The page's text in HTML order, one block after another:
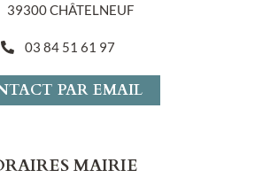
CHÂTELNEUF
03 84 51 61 97
PAR EMAIL
MAIRIE